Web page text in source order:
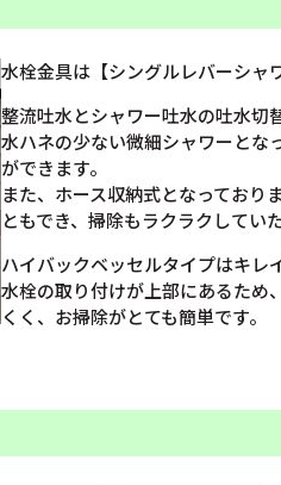
水栓金具は【シングルレバーシャ
整流吐水とシャワー吐水の吐水切
水ハネの少ない微細シャワーとな
ができます。
また、ホース収納式となっており
ともでき、掃除もラクラクしてい
ハイバックベッセルタイプはキレ
水栓の取り付けが上部にあるため
くく、お掃除がとても簡単です。